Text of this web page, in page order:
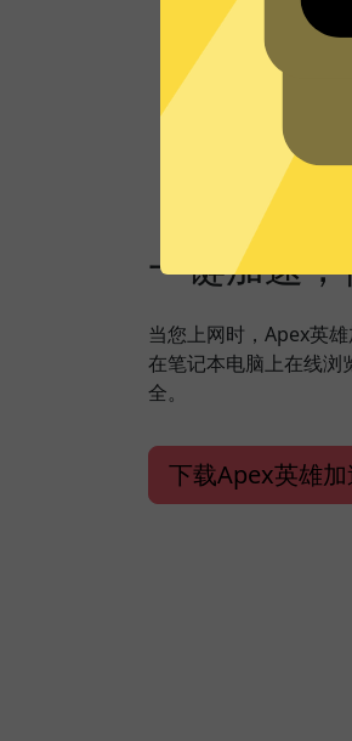
一键加速
当您上网时，Apex英
在笔记本电脑上在线浏
全。
下载Apex英雄